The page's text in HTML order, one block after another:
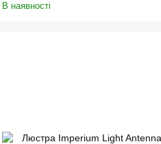
В наявності